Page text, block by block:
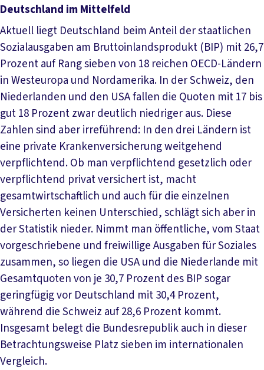
Deutschland im Mittelfeld
Aktuell liegt Deutschland beim Anteil der staatlichen
Sozialausgaben am Bruttoinlandsprodukt (BIP) mit 26,7
Prozent auf Rang sieben von 18 reichen OECD-Ländern
in Westeuropa und Nordamerika. In der Schweiz, den
Niederlanden und den USA fallen die Quoten mit 17 bis
gut 18 Prozent zwar deutlich niedriger aus. Diese
Zahlen sind aber irreführend: In den drei Ländern ist
eine private Krankenversicherung weitgehend
verpflichtend. Ob man verpflichtend gesetzlich oder
verpflichtend privat versichert ist, macht
gesamtwirtschaftlich und auch für die einzelnen
Versicherten keinen Unterschied, schlägt sich aber in
der Statistik nieder. Nimmt man öffentliche, vom Staat
vorgeschriebene und freiwillige Ausgaben für Soziales
zusammen, so liegen die USA und die Niederlande mit
Gesamtquoten von je 30,7 Prozent des BIP sogar
geringfügig vor Deutschland mit 30,4 Prozent,
während die Schweiz auf 28,6 Prozent kommt.
Insgesamt belegt die Bundesrepublik auch in dieser
Betrachtungsweise Platz sieben im internationalen
Vergleich.